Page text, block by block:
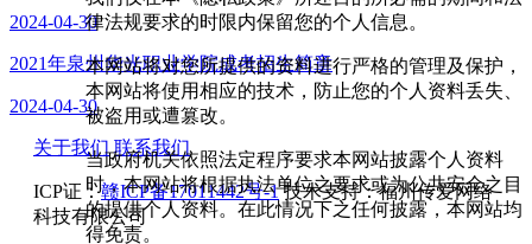
律法规要求的时限内保留您的个人信息。
本网站将对您所提供的资料进行严格的管理及保护，
本网站将使用相应的技术，防止您的个人资料丢失、
被盗用或遭篡改。
当政府机关依照法定程序要求本网站披露个人资料
时，本网站将根据执法单位之要求或为公共安全之目
的提供个人资料。在此情况下之任何披露，本网站均
得免责。
2024-04-30
2021年泉州华光职业学院成考招生简章
2024-04-30
关于我们 联系我们
ICP证：赣ICP备17011442号-1技术支持：福州传爱网络
科技有限公司